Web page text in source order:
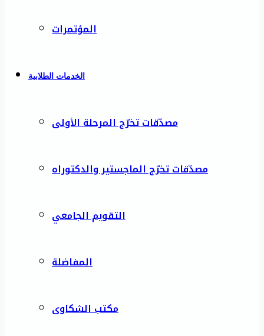
المؤتمرات
الخدمات الطلابية
مصدّقات تخرّج المرحلة الأولى
مصدّقات تخرّج الماجستير والدكتوراه
التقويم الجامعي
المفاضلة
مكتب الشكاوى